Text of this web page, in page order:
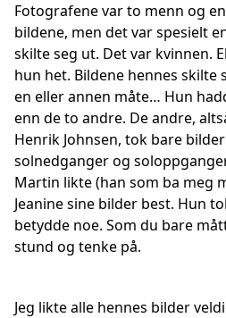
Fotografene var to menn og
bildene, men det var spesielt
skilte seg ut. Det var kvinnen.
hun het. Bildene hennes skilte
en eller annen måte… Hun
enn de to andre. De andre,
Henrik Johnsen, tok bare
solnedganger og
Martin likte (han som ba meg
Jeanine sine bilder best. Hun
betydde noe. Som du bare
stund og tenke på.
Jeg likte alle hennes bilder